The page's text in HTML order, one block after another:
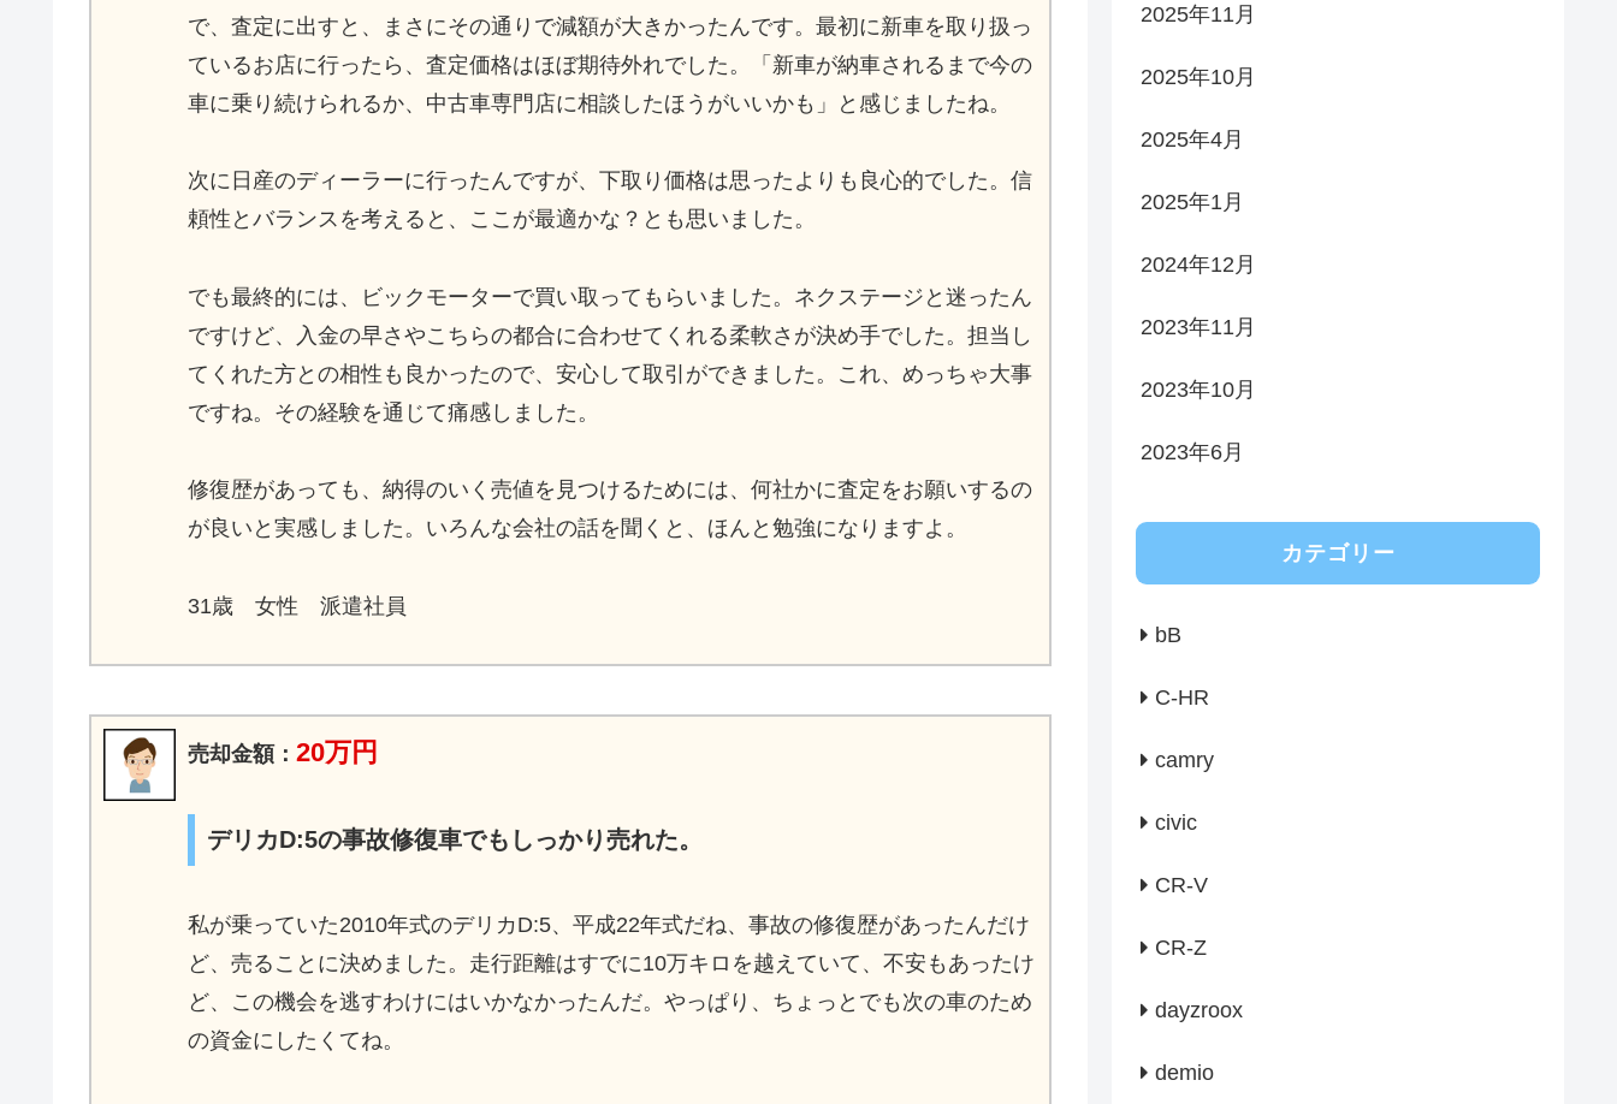
で、査定に出すと、まさにその通りで減額が大きかったんです。最初に新車を取り扱っ
ているお店に行ったら、査定価格はほぼ期待外れでした。「新車が納車されるまで今の
車に乗り続けられるか、中古車専門店に相談したほうがいいかも」と感じましたね。
次に日産のディーラーに行ったんですが、下取り価格は思ったよりも良心的でした。信
頼性とバランスを考えると、ここが最適かな？とも思いました。
でも最終的には、ビックモーターで買い取ってもらいました。ネクステージと迷ったん
ですけど、入金の早さやこちらの都合に合わせてくれる柔軟さが決め手でした。担当し
てくれた方との相性も良かったので、安心して取引ができました。これ、めっちゃ大事
ですね。その経験を通じて痛感しました。
修復歴があっても、納得のいく売値を見つけるためには、何社かに査定をお願いするの
が良いと実感しました。いろんな会社の話を聞くと、ほんと勉強になりますよ。
31歳 女性 派遣社員
売却金額： 20万円
デリカD:5の事故修復車でもしっかり売れた。
私が乗っていた2010年式のデリカD:5、平成22年式だね、事故の修復歴があったんだけ
ど、売ることに決めました。走行距離はすでに10万キロを越えていて、不安もあったけ
ど、この機会を逃すわけにはいかなかったんだ。やっぱり、ちょっとでも次の車のため
の資金にしたくてね。
2025年11月
2025年10月
2025年4月
2025年1月
2024年12月
2023年11月
2023年10月
2023年6月
カテゴリー
bB
C-HR
camry
civic
CR-V
CR-Z
dayzroox
demio